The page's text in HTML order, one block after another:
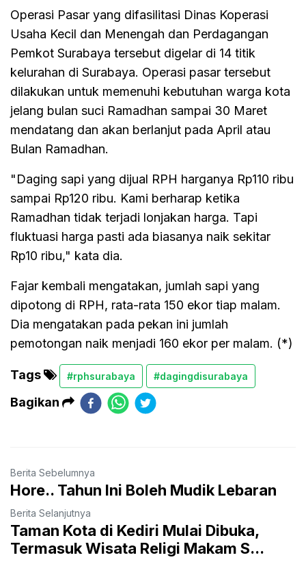
Operasi Pasar yang difasilitasi Dinas Koperasi
Usaha Kecil dan Menengah dan Perdagangan
Pemkot Surabaya tersebut digelar di 14 titik
kelurahan di Surabaya. Operasi pasar tersebut
dilakukan untuk memenuhi kebutuhan warga kota
jelang bulan suci Ramadhan sampai 30 Maret
mendatang dan akan berlanjut pada April atau
Bulan Ramadhan.
"Daging sapi yang dijual RPH harganya Rp110 ribu
sampai Rp120 ribu. Kami berharap ketika
Ramadhan tidak terjadi lonjakan harga. Tapi
fluktuasi harga pasti ada biasanya naik sekitar
Rp10 ribu," kata dia.
Fajar kembali mengatakan, jumlah sapi yang
dipotong di RPH, rata-rata 150 ekor tiap malam.
Dia mengatakan pada pekan ini jumlah
pemotongan naik menjadi 160 ekor per malam. (*)
Tags #rphsurabaya #dagingdisurabaya
Bagikan
Berita Sebelumnya
Hore.. Tahun Ini Boleh Mudik Lebaran
Berita Selanjutnya
Taman Kota di Kediri Mulai Dibuka,
Termasuk Wisata Religi Makam S...